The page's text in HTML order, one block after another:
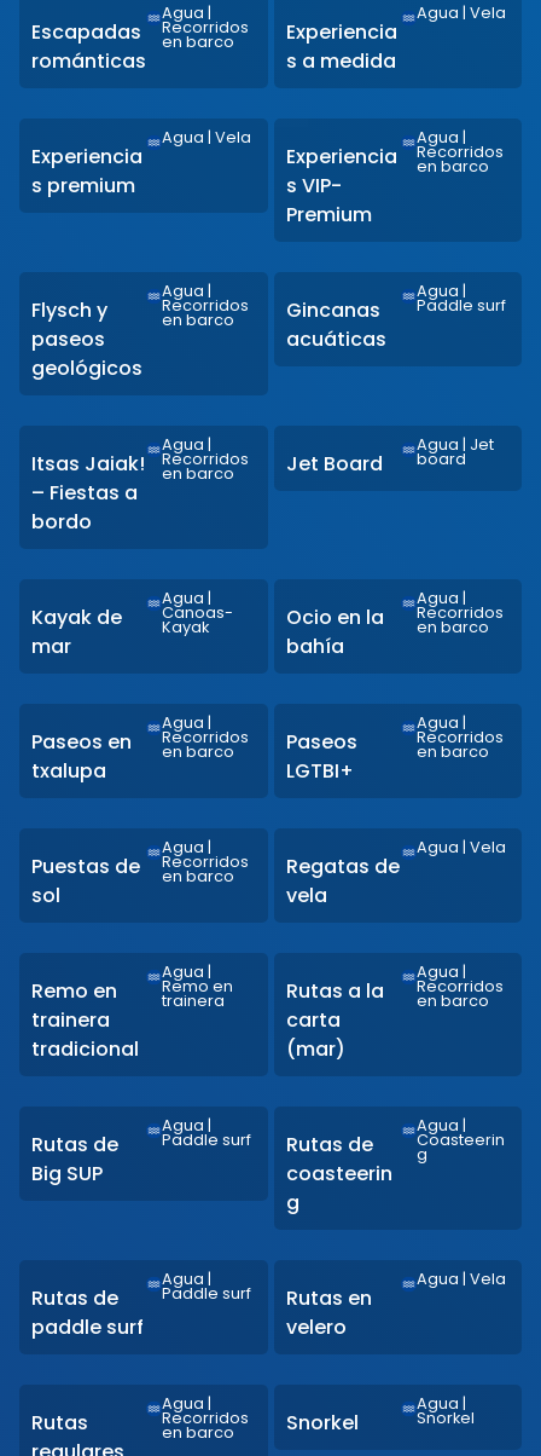
Escapadas
románticas
Agua |
Recorridos
en barco
Experiencia
s a medida
Agua | Vela
Experiencia
s premium
Agua |Vela
Experiencia
s VIP-
Premium
Agua |
Recorridos
en barco
Flysch y
paseos
geológicos
Agua |
Recorridos
en barco
Gincanas
acuáticas
Agua |
Paddle surf
Itsas Jaiak!
– Fiestas a
bordo
Agua |
Recorridos
en barco Jet Board
Agua | Jet
board
Kayak de
mar
Agua |
Canoas-
Kayak
Ocio en la
bahía
Agua |
Recorridos
en barco
Paseos en
txalupa
Agua |
Recorridos
en barco
Paseos
LGTBI+
Agua |
Recorridos
en barco
Puestas de
sol
Agua |
Recorridos
en barco
Regatas de
vela
Agua | Vela
Remo en
trainera
tradicional
Agua |
Remo en
trainera
Rutas a la
carta
(mar)
Agua |
Recorridos
en barco
Rutas de
Big SUP
Agua |
Paddle surf
Rutas de
coasteerin
g
Agua |
Coasteerin
g
Rutas de
paddle surf
Agua |
Paddle surf
Rutas en
velero
Agua | Vela
Rutas
Agua |
Recorridos
en barco Snorkel
Agua |
Snorkel